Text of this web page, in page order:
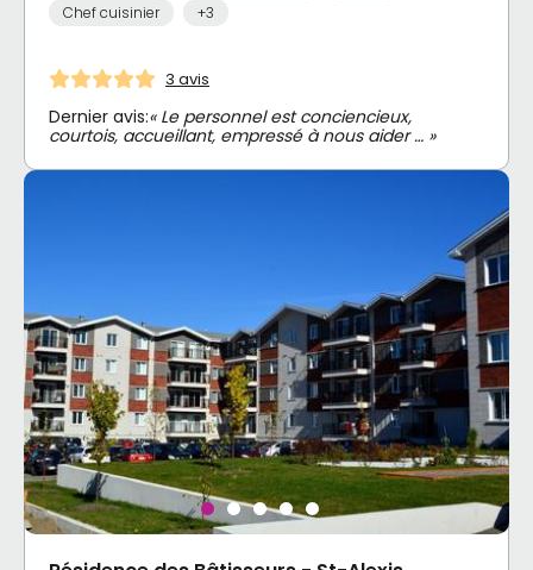
Chef cuisinier
+3
3 avis
Dernier avis:« Le personnel est conciencieux,
courtois, accueillant, empressé à nous aider … »